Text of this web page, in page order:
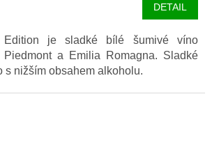
DETAIL
Edition je sladké bílé šumivé víno
a Emilia Romagna. Sladké
s nižším obsahem alkoholu.